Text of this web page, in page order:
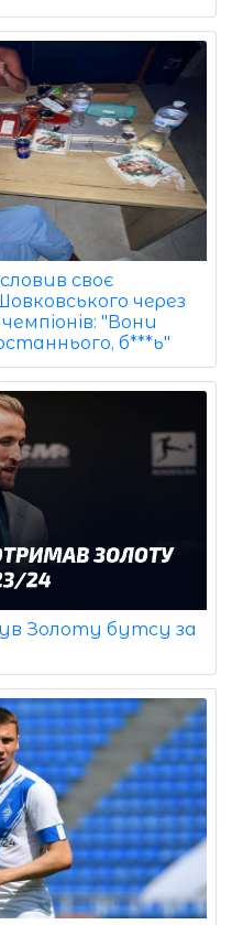
своє
через
"Вони
б***ь"
Золоту бутсу за